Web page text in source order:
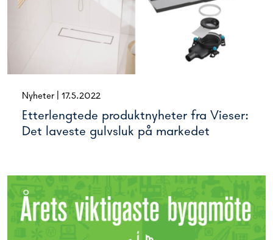
Nyheter 17.5.2022
Etterlengtede produktnyheter fra Vieser:
Det laveste gulvsluk på markedet